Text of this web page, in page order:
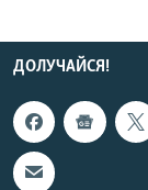
ДОЛУЧАЙСЯ!